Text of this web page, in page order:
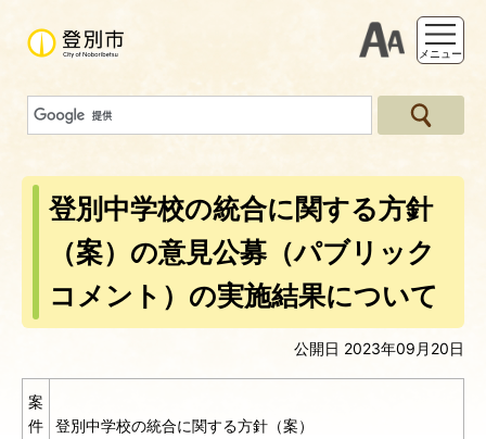
支援ツー
メニュー
登別中学校の統合に関する方針
（案）の意見公募（パブリック
コメント）の実施結果について
公開日 2023年09月20日
案
件
登別中学校の統合に関する方針（案）